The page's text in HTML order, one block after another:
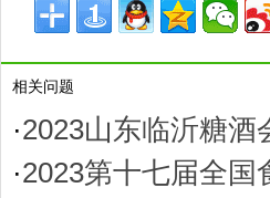
相关问题
·2023山东临沂糖酒
·2023第十七届全